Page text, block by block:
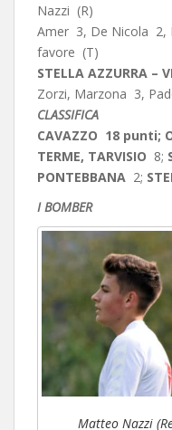
Nazzi (R)
Amer 3, De Nicola 2,
favore (T)
STELLA AZZURRA –
Zorzi, Marzona 3,
CLASSIFICA
CAVAZZO 18 punti;
TERME, TARVISIO 8;
PONTEBBANA 2;
I BOMBER
Matteo Nazzi